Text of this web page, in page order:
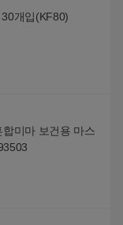
개입(KF80)
미마 보건용 마스